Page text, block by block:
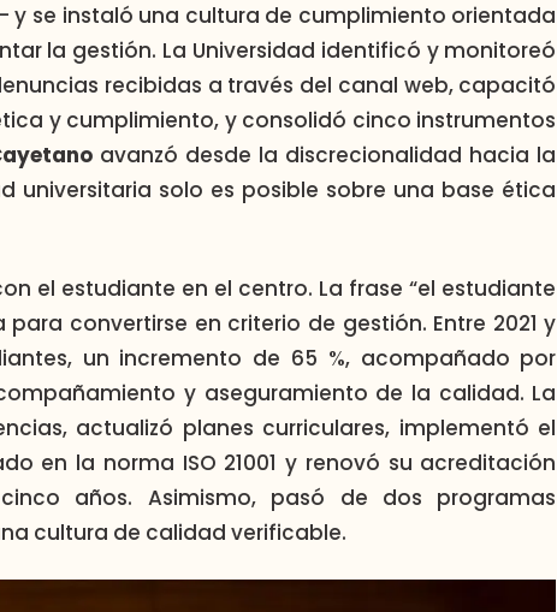
y se instaló una cultura de cumplimiento orientada
la gestión. La Universidad identificó y monitoreó
recibidas a través del canal web, capacitó
y cumplimiento, y consolidó cinco instrumentos
avanzó desde la discrecionalidad hacia la
universitaria solo es posible sobre una base ética
el estudiante en el centro. La frase “el estudiante
convertirse en criterio de gestión. Entre 2021 y
un incremento de 65 %, acompañado por
y aseguramiento de la calidad. La
actualizó planes curriculares, implementó el
en la norma ISO 21001 y renovó su acreditación
años. Asimismo, pasó de dos programas
cultura de calidad verificable.